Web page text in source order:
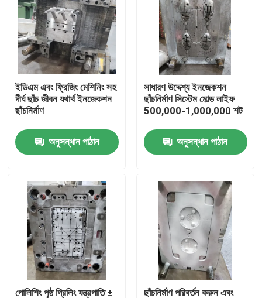
ভিডিও
আমাদের সম্পর্কে
কারখানা ভ্রমণ
মান নিয়ন্ত্রণ
উদ্ধৃতির জন্য আবেদন
ইনজেকশন ঢালাই অংশ
প্লাস্টিকের চটকানো অংশ
যথার্থ ইনজেকশন ছাঁচনির্মাণ
ইডিএম এবং ফ্রিজিং মেশিনিং সহ
দীর্ঘ ছাঁচ জীবন যথার্থ ইনজেকশন
ছাঁচনির্মাণ
অনুসন্ধান পাঠান
সাধারণ উদ্দেশ্য ইনজেকশন
ছাঁচনির্মাণ সিস্টেম মোল্ড লাইফ
500,000-1,000,000 শট
অনুসন্ধান পাঠান
পোলিশিং পৃষ্ঠ গ্রিলিং যন্ত্রপাতি ± ছাঁচনির্মাণ পরিবর্তন করুন এবং